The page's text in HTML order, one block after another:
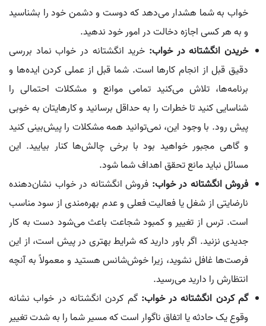
خواب به شما هشدار می‌دهد که دوست و دشمن خود را بشناسید
و به هر کسی اجازه دخالت در امور خود ندهید.
خریدن انگشتانه در خواب: خرید انگشتانه در خواب نماد بررسی
دقیق قبل از انجام کارها است. شما قبل از عملی کردن ایده‌ها و
برنامه‌ها، تلاش می‌کنید تمامی موانع و مشکلات احتمالی را
شناسایی کنید تا خطرات را به حداقل برسانید و کارهایتان به خوبی
پیش رود. با وجود این، نمی‌توانید همه مشکلات را پیش‌بینی کنید
و گاهی مجبور خواهید بود با برخی چالش‌ها کنار بیایید. این
مسائل نباید مانع تحقق اهداف شما شود.
فروش انگشتانه در خواب: فروش انگشتانه در خواب نشان‌دهنده
نارضایتی از شغل یا فعالیت فعلی و عدم بهره‌مندی از سود مناسب
است. ترس از تغییر و کمبود شجاعت باعث می‌شود دست به کار
جدیدی نزنید. اگر باور دارید که شرایط بهتری در پیش است، از این
فرصت‌ها غافل نشوید، زیرا خوش‌شانس هستید و معمولاً به آنچه
انتظارش را دارید می‌رسید.
گم کردن انگشتانه در خواب:گم کردن انگشتانه در خواب نشانه
وقوع یک حادثه یا اتفاق ناگوار است که مسیر شما را به شدت تغییر